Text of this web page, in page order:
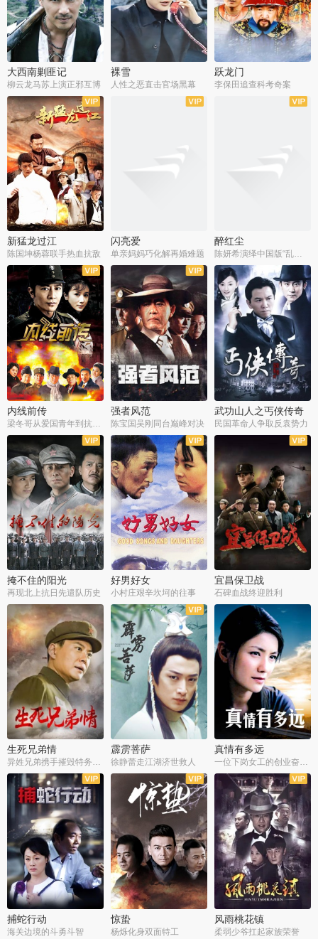
大西南剿匪记
柳云龙马苏上演正邪互博
裸雪
人性之恶直击官场黑幕
跃龙门
李保田追查科考奇案
全36集
新猛龙过江
陈国坤杨蓉联手热血抗敌
闪亮爱
单亲妈妈巧化解再婚难题
醉红尘
陈妍希演绎中国版“乱世佳人”
全30集
内线前传
全30集
强者风范
陈宝国吴刚同台巅峰对决
全30集
武功山人之丐侠传奇
民国革命人争取反袁势力
全38集
掩不住的阳光
再现北上抗日先遣队历史
全9集
好男好女
小村庄艰辛坎坷的往事
全35集
宜昌保卫战
石碑血战终迎胜利
全37集
生死兄弟情
异姓兄弟携手摧毁特务阴谋
全40集
霹雳菩萨
徐静蕾走江湖济世救人
全25集
真情有多远
一位下岗女工的创业奋斗史
全22集
捕蛇行动
海关边境的斗勇斗智
全39集
惊蛰
杨烁化身双面特工
全36集
风雨桃花镇
柔弱少爷扛起家族荣誉